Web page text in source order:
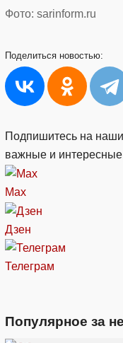
Фото: sarinform.ru
Поделиться новостью:
Подпишитесь на
важные и
Max
Дзен
Телеграм
Популярное за